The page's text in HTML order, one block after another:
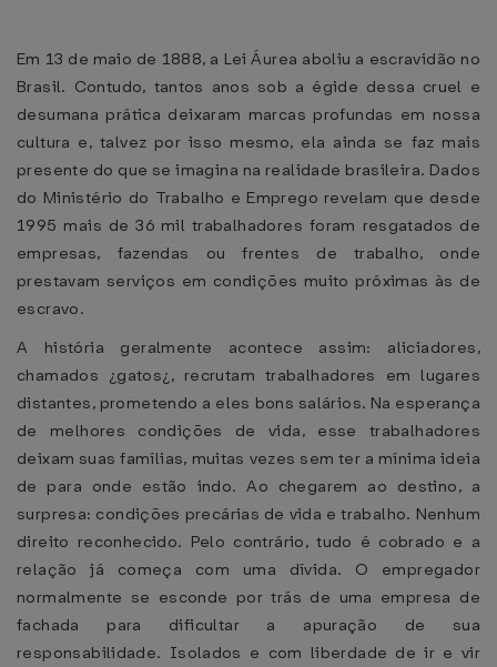
Em 13 de maio de 1888, a Lei Áurea aboliu a escravidão no
Brasil. Contudo, tantos anos sob a égide dessa cruel e
desumana prática deixaram marcas profundas em nossa
cultura e, talvez por isso mesmo, ela ainda se faz mais
presente do que se imagina na realidade brasileira. Dados
do Ministério do Trabalho e Emprego revelam que desde
1995 mais de 36 mil trabalhadores foram resgatados de
empresas, fazendas ou frentes de trabalho, onde
prestavam serviços em condições muito próximas às de
escravo.
A história geralmente acontece assim: aliciadores,
chamados ¿gatos¿, recrutam trabalhadores em lugares
distantes, prometendo a eles bons salários. Na esperança
de melhores condições de vida, esse trabalhadores
deixam suas famílias, muitas vezes sem ter a mínima ideia
de para onde estão indo. Ao chegarem ao destino, a
surpresa: condições precárias de vida e trabalho. Nenhum
direito reconhecido. Pelo contrário, tudo é cobrado e a
relação já começa com uma dívida. O empregador
normalmente se esconde por trás de uma empresa de
fachada para dificultar a apuração de sua
responsabilidade. Isolados e com liberdade de ir e vir